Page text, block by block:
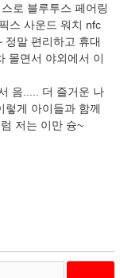
로 블루투스 페어링
스 사운드 워치 nfc
정말 편리하고 휴대
몰면서 야외에서 이
음..... 더 즐거운 나
렇게 아이들과 함께
저는 이만 슝~